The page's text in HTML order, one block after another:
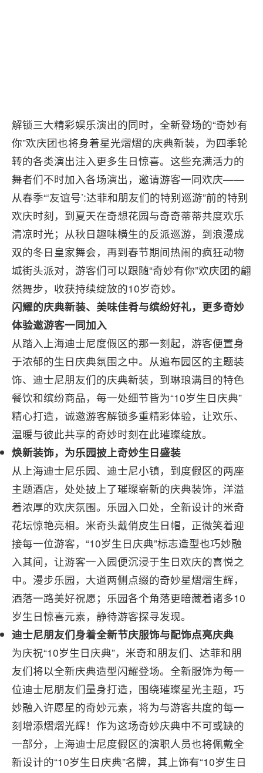
解锁三大精彩娱乐演出的同时，全新登场的“奇妙有
你”欢庆团也将身着星光熠熠的庆典新装，为四季轮
转的各类演出注入更多生日惊喜。这些充满活力的
舞者们不时加入各场演出，邀请游客一同欢庆——
从春季“‘友谊号’:达菲和朋友们的特别巡游”前的特别
欢庆时刻，到夏天在奇想花园与奇奇蒂蒂共度欢乐
清凉时光；从秋日趣味横生的反派巡游，到浪漫成
双的冬日皇家舞会，再到春节期间热闹的疯狂动物
城街头派对，游客们可以跟随“奇妙有你”欢庆团的翩
然舞步，收获持续绽放的10岁奇妙。
闪耀的庆典新装、美味佳肴与缤纷好礼，更多奇妙
体验邀游客一同加入
从踏入上海迪士尼度假区的那一刻起，游客便置身
于浓郁的生日庆典氛围之中。从遍布园区的主题装
饰、迪士尼朋友们的庆典新装，到琳琅满目的特色
餐饮和缤纷商品，每一处细节皆为“10岁生日庆典”
精心打造，诚邀游客解锁多重精彩体验，让欢乐、
温暖与彼此共享的奇妙时刻在此璀璨绽放。
焕新装饰，为乐园披上奇妙生日盛装
从上海迪士尼乐园、迪士尼小镇，到度假区的两座
主题酒店，处处披上了璀璨崭新的庆典装饰，洋溢
着浓厚的欢庆氛围。乐园入口处，全新设计的米奇
花坛惊艳亮相。米奇头戴俏皮生日帽，正微笑着迎
接每一位游客，“10岁生日庆典”标志造型也巧妙融
入其间，让游客一入园便沉浸于生日欢庆的喜悦之
中。漫步乐园，大道两侧点缀的奇妙星熠熠生辉，
洒落一路美好祝愿；乐园各个角落更暗藏着诸多10
岁生日惊喜元素，静待游客探寻发现。
迪士尼朋友们身着全新节庆服饰与配饰点亮庆典
为庆祝“10岁生日庆典”，米奇和朋友们、达菲和朋
友们将以全新庆典造型闪耀登场。全新服饰为每一
位迪士尼朋友们量身打造，围绕璀璨星光主题，巧
妙融入许愿星的奇妙元素，将为与游客共度的每一
刻增添熠熠光辉！作为这场奇妙庆典中不可或缺的
一部分，上海迪士尼度假区的演职人员也将佩戴全
新设计的“10岁生日庆典”名牌，其上饰有“10岁生日